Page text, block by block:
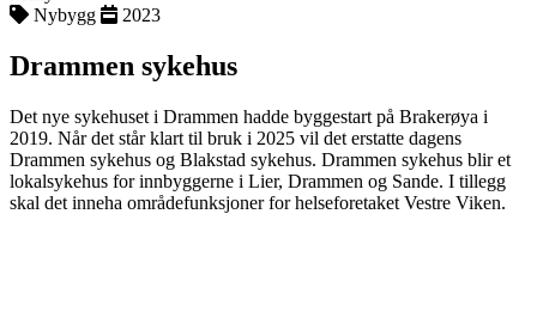
Nybygg
2023
Drammen sykehus
Det nye sykehuset i Drammen hadde byggestart på Brakerøya i
2019. Når det står klart til bruk i 2025 vil det erstatte dagens
Drammen sykehus og Blakstad sykehus. Drammen sykehus blir et
lokalsykehus for innbyggerne i Lier, Drammen og Sande. I tillegg
skal det inneha områdefunksjoner for helseforetaket Vestre Viken.